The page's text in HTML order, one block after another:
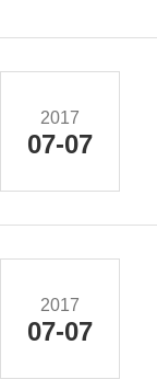
2017
07-07
2017
07-07